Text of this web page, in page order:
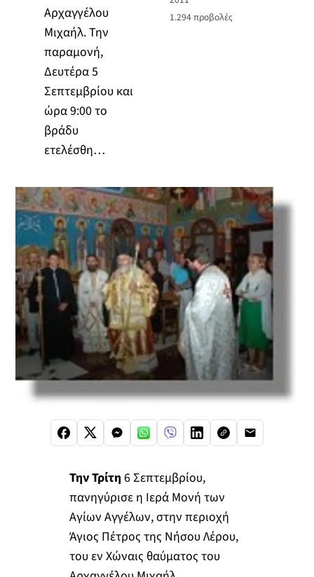
Αρχαγγέλου
Μιχαήλ. Την
παραμονή,
Δευτέρα 5
Σεπτεμβρίου και
ώρα 9:00 το
βράδυ
ετελέσθη…
1.294προβολές
Την Τρίτη 6 Σεπτεμβρίου,
πανηγύρισε η Ιερά Μονή των
Αγίων Αγγέλων, στην περιοχή
Άγιος Πέτρος της Νήσου Λέρου,
του εν Χώναις θαύματος του